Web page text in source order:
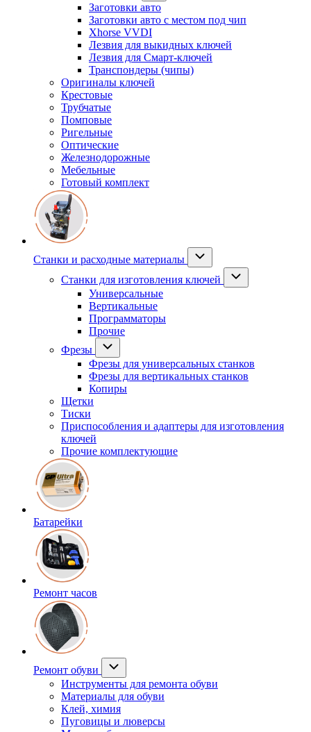
Заготовки авто
Заготовки авто с местом под чип
Xhorse VVDI
Лезвия для выкидных ключей
Лезвия для Смарт-ключей
Транспондеры (чипы)
Оригиналы ключей
Крестовые
Трубчатые
Помповые
Ригельные
Оптические
Железнодорожные
Мебельные
Готовый комплект
Станки и расходные материалы
Станки для изготовления ключей
Универсальные
Вертикальные
Программаторы
Прочие
Фрезы
Фрезы для универсальных станков
Фрезы для вертикальных станков
Копиры
Щетки
Тиски
Приспособления и адаптеры для изготовления
ключей
Прочие комплектующие
Батарейки
Ремонт часов
Ремонт обуви
Инструменты для ремонта обуви
Материалы для обуви
Клей, химия
Пуговицы и люверсы